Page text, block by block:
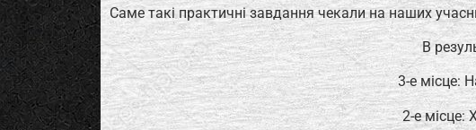
Саме такі практичні завдання чекали на наших
В
3-е місце:
2-е місце: